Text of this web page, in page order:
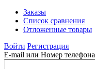
Заказы
Список сравнения
Отложенные товары
Войти Регистрация
E-mail или Номер телефона